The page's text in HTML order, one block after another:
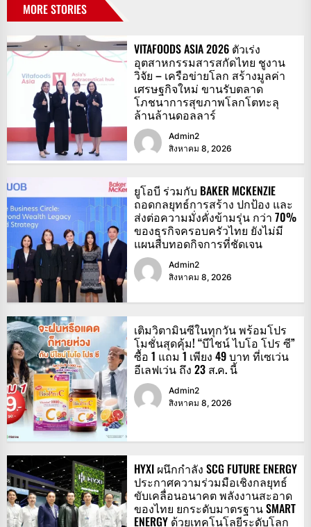
MORE STORIES
VITAFOODS ASIA 2026 ตัวเร่ง
อุตสาหกรรมสารสกัดไทย ชูงาน
วิจัย – เครือข่ายโลก สร้างมูลค่า
เศรษฐกิจใหม่ ขานรับตลาด
โภชนาการสุขภาพโลกโตทะลุ
ล้านล้านดอลลาร์
Admin2
สิงหาคม 8, 2026
ยูโอบี ร่วมกับ BAKER MCKENZIE
ถอดกลยุทธ์การสร้าง ปกป้อง และ
ส่งต่อความมั่งคั่งข้ามรุ่น กว่า 70%
ของธุรกิจครอบครัวไทย ยังไม่มี
แผนสืบทอดกิจการที่ชัดเจน
Admin2
สิงหาคม 8, 2026
เติมวิตามินซีในทุกวัน พร้อมโปร
โมชั่นสุดคุ้ม! “บีไชน์ ไบโอ โปร ซี”
ซื้อ 1 แถม 1 เพียง 49 บาท ที่เซเว่น
อีเลฟเว่น ถึง 23 ส.ค. นี้
Admin2
สิงหาคม 8, 2026
HYXI ผนึกกำลัง SCG FUTURE ENERGY
ประกาศความร่วมมือเชิงกลยุทธ์
ขับเคลื่อนอนาคต พลังงานสะอาด
ของไทย ยกระดับมาตรฐาน SMART
ENERGY ด้วยเทคโนโลยีระดับโลก